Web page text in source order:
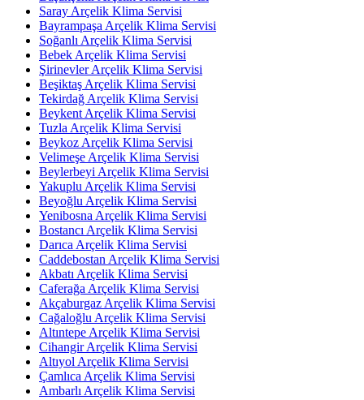
Saray Arçelik Klima Servisi
Bayrampaşa Arçelik Klima Servisi
Soğanlı Arçelik Klima Servisi
Bebek Arçelik Klima Servisi
Şirinevler Arçelik Klima Servisi
Beşiktaş Arçelik Klima Servisi
Tekirdağ Arçelik Klima Servisi
Beykent Arçelik Klima Servisi
Tuzla Arçelik Klima Servisi
Beykoz Arçelik Klima Servisi
Velimeşe Arçelik Klima Servisi
Beylerbeyi Arçelik Klima Servisi
Yakuplu Arçelik Klima Servisi
Beyoğlu Arçelik Klima Servisi
Yenibosna Arçelik Klima Servisi
Bostancı Arçelik Klima Servisi
Darıca Arçelik Klima Servisi
Caddebostan Arçelik Klima Servisi
Akbatı Arçelik Klima Servisi
Caferağa Arçelik Klima Servisi
Akçaburgaz Arçelik Klima Servisi
Cağaloğlu Arçelik Klima Servisi
Altıntepe Arçelik Klima Servisi
Cihangir Arçelik Klima Servisi
Altıyol Arçelik Klima Servisi
Çamlıca Arçelik Klima Servisi
Ambarlı Arçelik Klima Servisi